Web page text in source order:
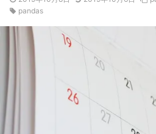
pandas